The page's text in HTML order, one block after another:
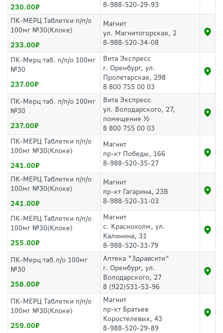
230.00
8-988-520-29-93
ПК-МЕРЦ Таблетки п/п/о
100мг №30(Клоке)
233.00
Магнит
ул. Магнитогорская, 2
8-988-520-34-08
ПК-Мерц таб. п/п/о 100мг
№30
237.00
Вита Экспресс
г. Оренбург, ул.
Пролетарская, 298
8 800 755 00 03
ПК-Мерц таб. п/п/о 100мг
№30
237.00
Вита Экспресс
ул. Володарского, 27,
помещение ½
8 800 755 00 03
ПК-МЕРЦ Таблетки п/п/о
100мг №30(Клоке)
241.00
Магнит
пр-кт Победы, 166
8-988-520-35-27
ПК-МЕРЦ Таблетки п/п/о
100мг №30(Клоке)
241.00
Магнит
пр-кт Гагарина, 23В
8-988-520-31-03
ПК-МЕРЦ Таблетки п/п/о
100мг №30(Клоке)
255.00
Магнит
с. Краснохолм, ул.
Калинина, 31
8-988-520-33-79
ПК-Мерц таб.п/о 100мг
№30
258.00
Аптека "Здравсити"
г. Оренбург, ул.
Володарского, 27
8 (922)531-53-96
ПК-МЕРЦ Таблетки п/п/о
100мг №30(Клоке)
259.00
Магнит
пр-кт Братьев
Коростелевых, 43
8-988-520-29-89